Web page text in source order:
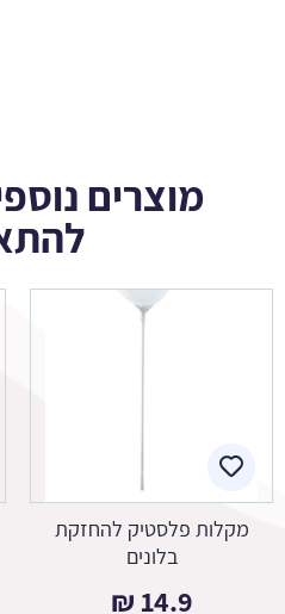
מוצרים
מקלות פלסטיק להחזקת
בלונים
14.9
₪